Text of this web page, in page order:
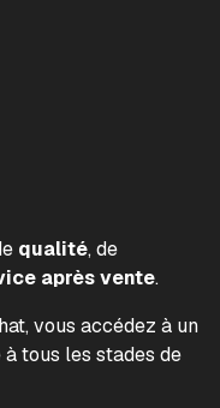
qualité, de
après vente.
vous accédez à un
tous les stades de